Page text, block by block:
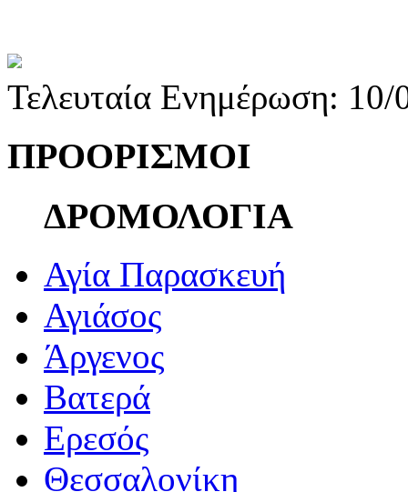
Τελευταία Ενημέρωση:
ΠΡΟΟΡΙΣΜΟΙ
ΔΡΟΜΟΛΟΓΙΑ
Αγία Παρασκευή
Αγιάσος
Άργενος
Βατερά
Ερεσός
Θεσσαλονίκη